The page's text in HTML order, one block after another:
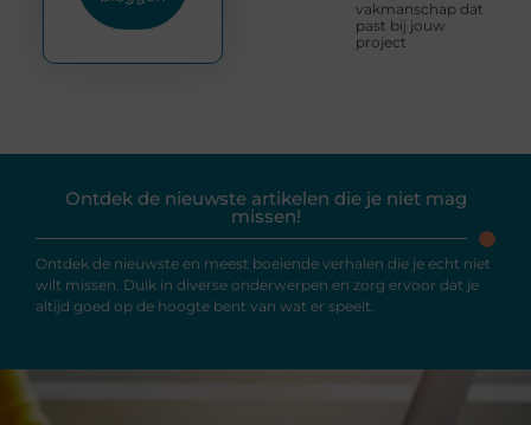
vakmanschap dat
past bij jouw
project
Ontdek de nieuwste artikelen die je niet mag
missen!
Ontdek de nieuwste en meest boeiende verhalen die je echt niet
wilt missen. Duik in diverse onderwerpen en zorg ervoor dat je
altijd goed op de hoogte bent van wat er speelt.